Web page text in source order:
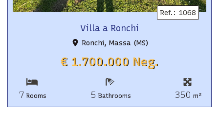
Villa a Ronchi
Ronchi, Massa (MS)
€ 1.700.000 Neg.
7 Rooms 5 Bathrooms 350 m2
Ref. : 1068